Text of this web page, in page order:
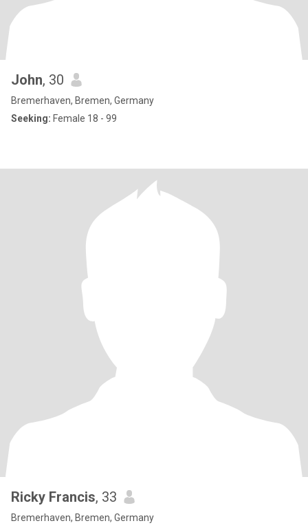
John, 30
Bremerhaven, Bremen, Germany
Seeking: Female 18 - 99
Ricky Francis, 33
Bremerhaven, Bremen, Germany